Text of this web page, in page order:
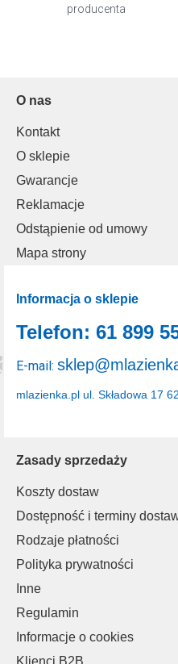
producenta
O nas
Kontakt
O sklepie
Gwarancje
Reklamacje
Odstąpienie od umowy
Mapa strony
Zasady sprzedaży
Koszty dostaw
Dostępność i terminy
Rodzaje płatności
Polityka prywatności
Inne
Regulamin
Informacje o cookies
Klienci B2B
Informacja o sklepie
mlazienka.pl ul. Składowa 17
Telefon: 61 899
E-mail: